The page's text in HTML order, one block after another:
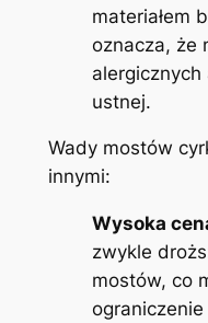
materiałem
oznacza, że
ustnej.
Wady mostów
innymi:
Wysoka
zwykle
mostów, co